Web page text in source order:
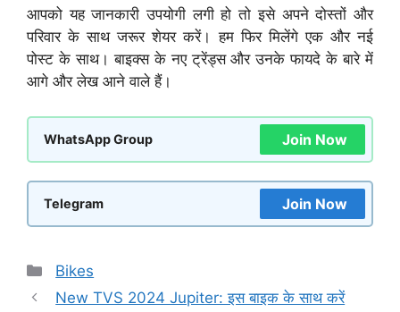
आपको यह जानकारी उपयोगी लगी हो तो इसे अपने दोस्तों और
परिवार के साथ जरूर शेयर करें। हम फिर मिलेंगे एक और नई
पोस्ट के साथ। बाइक्स के नए ट्रेंड्स और उनके फायदे के बारे में
आगे और लेख आने वाले हैं।
WhatsApp Group Join Now
Telegram Join Now
Categories
Bikes
New TVS 2024 Jupiter: इस बाइक के साथ करें